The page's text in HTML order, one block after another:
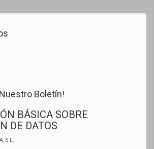
Boletín!
BÁSICA SOBRE
DE DATOS
S.L.